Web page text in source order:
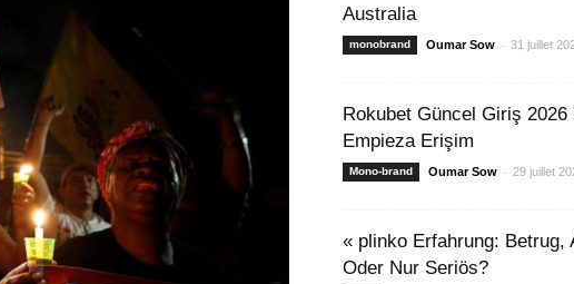
Australia
monobrand Oumar Sow - 31 juillet
Rokubet Güncel Giriş 2026
Empieza Erişim
Mono-brand Oumar Sow - 29 juillet
« plinko Erfahrung: Betrug,
Oder Nur Seriös?